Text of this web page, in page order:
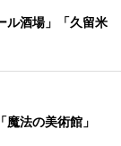
ル酒場」「久留米
魔法の美術館」